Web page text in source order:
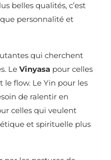
belles qualités, c’est
personnalité et
qui cherchent
Le Vinyasa pour celles
flow. Le Yin pour les
de ralentir en
celles qui veulent
et spirituelle plus